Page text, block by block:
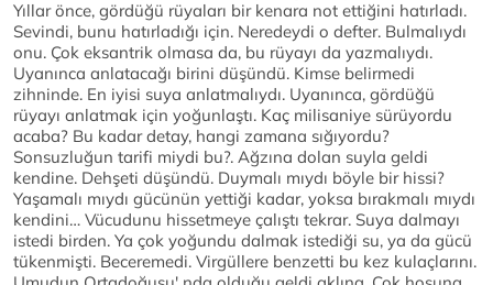
Yıllar önce, gördüğü rüyaları bir kenara not ettiğini hatırladı.
Sevindi, bunu hatırladığı için. Neredeydi o defter. Bulmalıydı
onu. Çok eksantrik olmasa da, bu rüyayı da yazmalıydı.
Uyanınca anlatacağı birini düşündü. Kimse belirmedi
zihninde. En iyisi suya anlatmalıydı. Uyanınca, gördüğü
rüyayı anlatmak için yoğunlaştı. Kaç milisaniye sürüyordu
acaba? Bu kadar detay, hangi zamana sığıyordu?
Sonsuzluğun tarifi miydi bu?. Ağzına dolan suyla geldi
kendine. Dehşeti düşündü. Duymalı mıydı böyle bir hissi?
Yaşamalı mıydı gücünün yettiği kadar, yoksa bırakmalı mıydı
kendini… Vücudunu hissetmeye çalıştı tekrar. Suya dalmayı
istedi birden. Ya çok yoğundu dalmak istediği su, ya da gücü
tükenmişti. Beceremedi. Virgüllere benzetti bu kez kulaçlarını.